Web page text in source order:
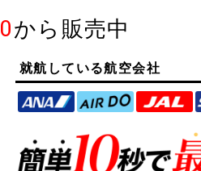
から販売中
就航している航空会社